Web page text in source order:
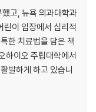
고, 뉴욕 의과대학과
린이 입장에서 심리적
한 치료법을 담은 책
하이오 주립대학에서
발하게 하고 있습니